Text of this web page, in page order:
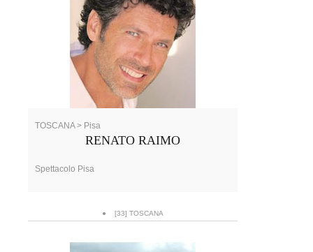
TOSCANA > Pisa
RENATO RAIMO
Spettacolo Pisa
[33] TOSCANA